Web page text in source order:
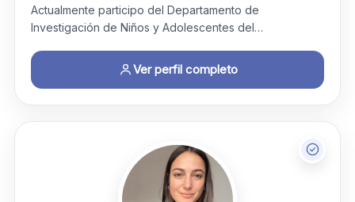
Actualmente participo del Departamento de
Investigación de Niños y Adolescentes del…
Ver perfil completo